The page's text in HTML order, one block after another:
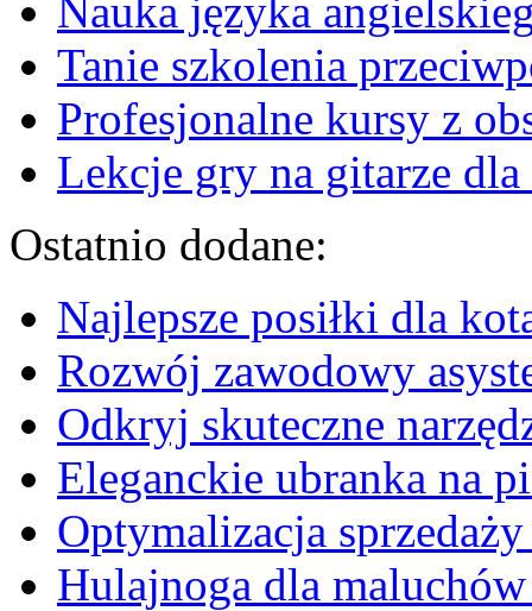
Nauka języka
Tanie szkolenia
Profesjonalne kursy z
Lekcje gry na gitarze
Ostatnio dodane:
Najlepsze posiłki dla
Rozwój zawodowy
Odkryj skuteczne
Eleganckie ubranka na
Optymalizacja
Hulajnoga dla maluchów